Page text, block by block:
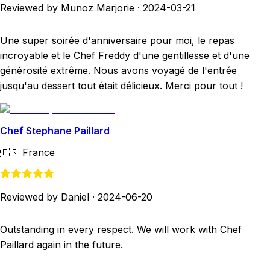
Reviewed by Munoz Marjorie · 2024-03-21
Une super soirée d'anniversaire pour moi, le repas
incroyable et le Chef Freddy d'une gentillesse et d'une
générosité extrême. Nous avons voyagé de l'entrée
jusqu'au dessert tout était délicieux. Merci pour tout !
Chef Stephane Paillard
🇫🇷 France
Reviewed by Daniel · 2024-06-20
Outstanding in every respect. We will work with Chef
Paillard again in the future.